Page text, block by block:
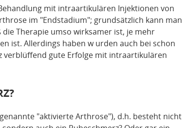
mit intraartikulären Injektionen von
im "Endstadium"; grundsätzlich kann man
Therapie umso wirksamer ist, je mehr
ist. Allerdings haben w urden auch bei schon
verblüffend gute Erfolge mit intraartikulären
"aktivierte Arthrose"), d.h. besteht nicht